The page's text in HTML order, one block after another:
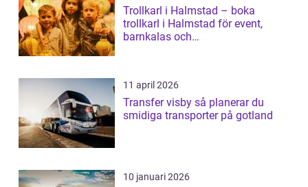
Trollkarl i Halmstad – boka
trollkarl i Halmstad för event,
barnkalas och
11 april 2026
Transfer visby så planerar du
smidiga transporter på gotland
10 januari 2026